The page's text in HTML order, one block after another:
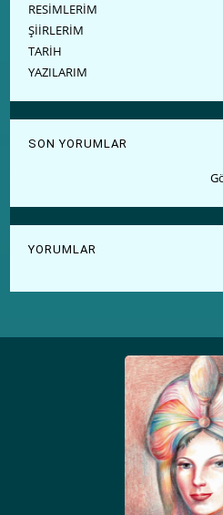
RESİMLERİM
ŞİİRLERİM
TARİH
YAZILARIM
SON YORUMLAR
YORUMLAR